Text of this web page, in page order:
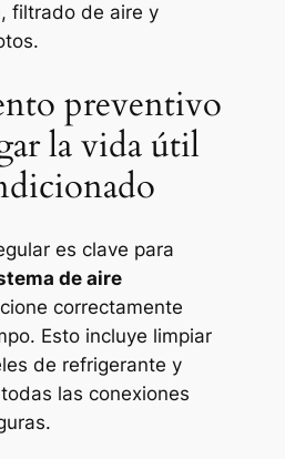
filtrado de aire y
preventivo
la vida útil
es clave para
de aire
correctamente
Esto incluye limpiar
de refrigerante y
las conexiones